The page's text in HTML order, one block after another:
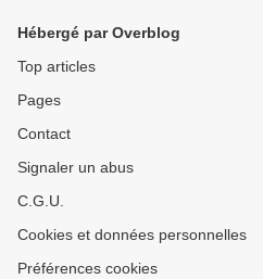
Hébergé par Overblog
Top articles
Pages
Contact
Signaler un abus
C.G.U.
Cookies et données personnelles
Préférences cookies